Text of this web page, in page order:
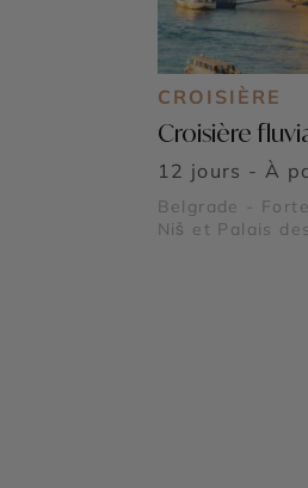
CROISIÈRE
Croisière
12 jours - À
Belgrade -
Niš et Palais